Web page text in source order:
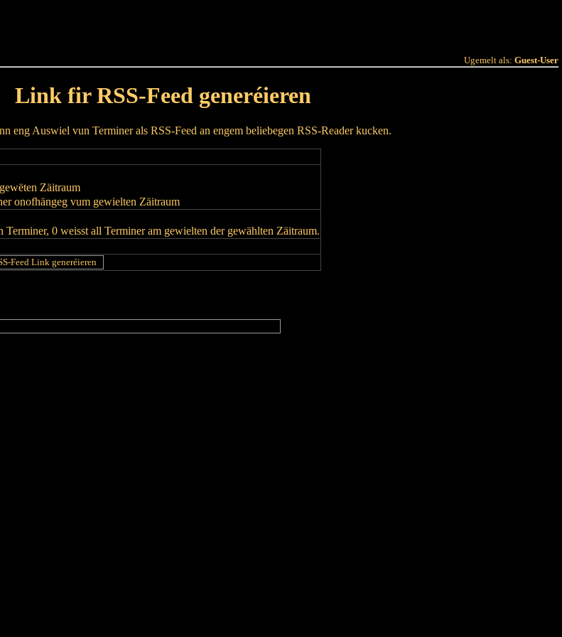
Ugemelt als: Guest-User
Link fir RSS-Feed generéieren
eng Auswiel vun Terminer als RSS-Feed an engem beliebegen RSS-Reader kucken.
Zäitraum
onofhängeg vum gewielten Zäitraum
0 weisst all Terminer am gewielten der gewählten Zäitraum.